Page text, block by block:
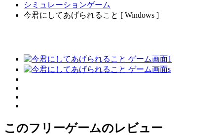
シミュレーションゲーム
今君にしてあげられること [ Windows ]
このフリーゲームのレビュー